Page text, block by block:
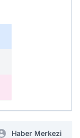
Haber Merkezi